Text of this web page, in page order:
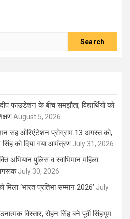
फाउंडेशन के बीच समझौता, विद्यार्थियों को
August 5, 2026
सह ओरिएंटेशन प्रोग्राम 13 अगस्त को,
को दिया गया आमंत्रण July 31, 2026
अभियान पुलिस व स्वाभिमान महिला
July 30, 2026
मिला ‘भारत प्रतिभा सम्मान 2026’ July
विस्तार, रोहन सिंह बने पूर्वी सिंहभूम